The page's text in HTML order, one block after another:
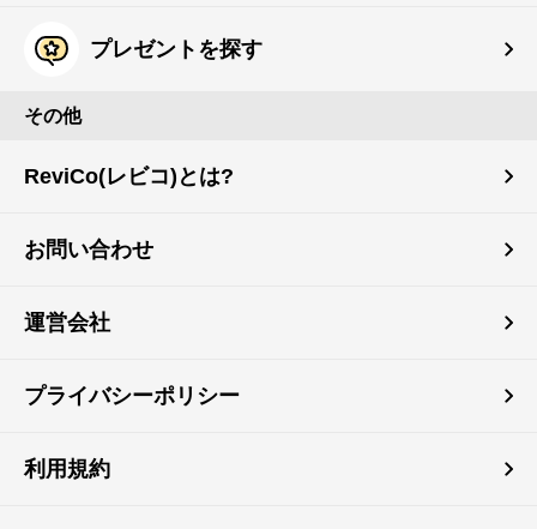
プレゼントを探す
その他
ReviCo(レビコ)とは?
お問い合わせ
運営会社
プライバシーポリシー
利用規約